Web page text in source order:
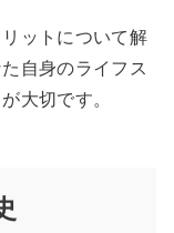
ットについて解
自身のライフス
大切です。